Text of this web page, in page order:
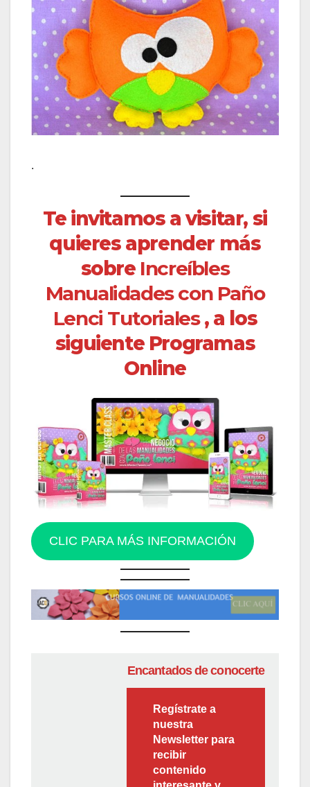
.
Te invitamos a visitar, si
quieres aprender más
sobre Increíbles
Manualidades con Paño
Lenci Tutoriales , a los
siguiente Programas
Online
CLIC PARA MÁS INFORMACIÓN
Encantados de conocerte
Regístrate a
nuestra
Newsletter para
recibir
contenido